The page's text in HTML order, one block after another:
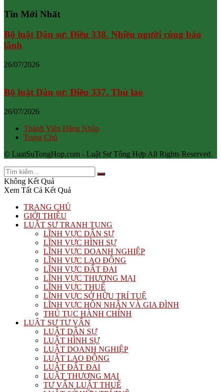
Tin Mới Nhất
Bộ luật Dân sự: Điều 338. Nhiều người cùng bảo
lãnh
26/07/2026
Bộ luật Dân sự: Điều 337. Thù lao
26/07/2026
Thành Viên Đăng Nhập
Trang Chủ
© LuatSuTongHop.com - Luật Sư Tổng Hợp All Rights Reserved.
Không Kết Quả
Xem Tất Cả Kết Quả
TRANG CHỦ
GIỚI THIỆU
LUẬT SƯ TRANH TỤNG
LĨNH VỰC DÂN SỰ
LĨNH VỰC HÌNH SỰ
LĨNH VỰC DOANH NGHIỆP
LĨNH VỰC LAO ĐỘNG
LĨNH VỰC ĐẤT ĐAI
LĨNH VỰC THƯƠNG MẠI
LĨNH VỰC THUẾ
LĨNH VỰC SỞ HỮU TRÍ TUỆ
LĨNH VỰC HÔN NHÂN VÀ GIA ĐÌNH
THỦ TỤC HÀNH CHÍNH
LUẬT SƯ TƯ VẤN
LUẬT DÂN SỰ
LUẬT HÌNH SỰ
LUẬT DOANH NGHIỆP
LUẬT LAO ĐỘNG
LUẬT ĐẤT ĐAI
LUẬT THƯƠNG MẠI
TƯ VẤN LUẬT THUẾ